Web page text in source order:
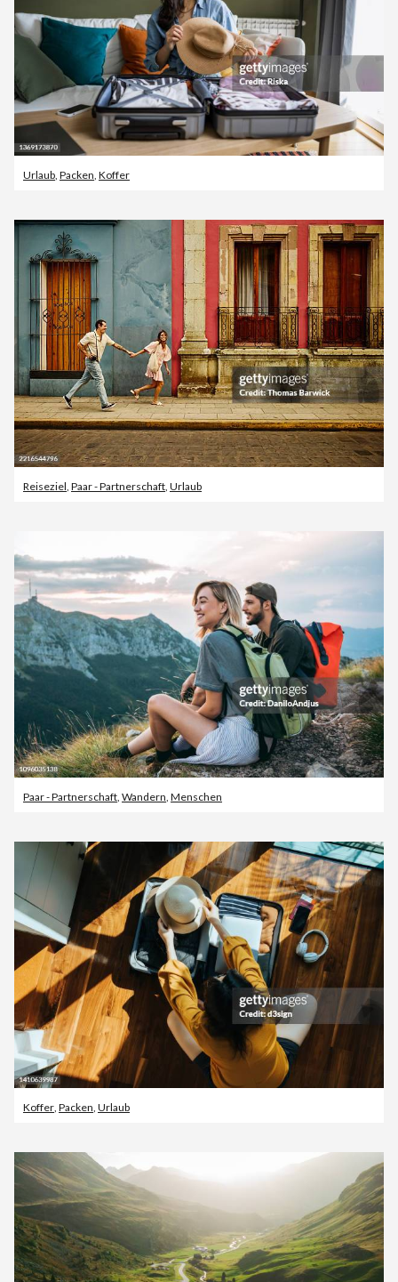
Urlaub, Packen, Koffer
Reiseziel Paar - Partnerschaft Urlaub
Paar - Partnerschaft Wandern Menschen
Koffer, Packen, Urlaub